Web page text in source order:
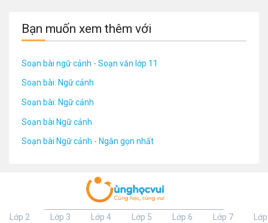
Bạn muốn xem thêm với
Soạn bài ngữ cảnh - Soạn văn lớp 11
Soạn bài: Ngữ cảnh
Soạn bài: Ngữ cảnh
Soạn bài Ngữ cảnh
Soạn bài Ngữ cảnh - Ngắn gọn nhất
Lớp 2 Lớp 3 Lớp 4 Lớp 5 Lớp 6 Lớp 7
Lớp